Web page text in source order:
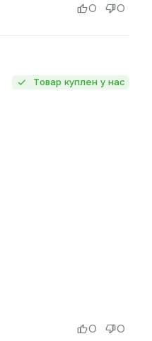
0 0
Товар куплен у нас
0 0